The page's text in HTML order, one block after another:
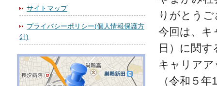
りがとう
今回は、キ
日）に関
キャリア
（令和５
サイトマップ
プライバシーポリシー(個人情報保護方
針)